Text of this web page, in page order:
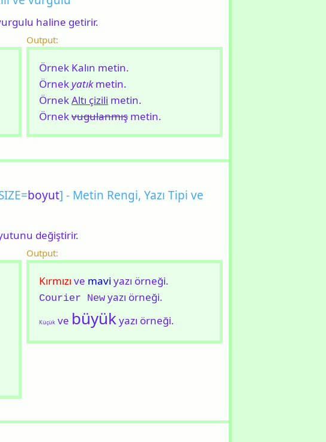
haline getirir.
Output:
Örnek Kalın metin.
Örnekyatıkmetin.
ÖrnekAltı çizili metin.
Örnekvugulanmış metin.
boyut] - Metin Rengi, Yazı Tipi ve
değiştirir.
Output:
Kırmızı ve mavi yazı örneği.
Courier New yazı örneği.
Küçük ve büyükyazı örneği.